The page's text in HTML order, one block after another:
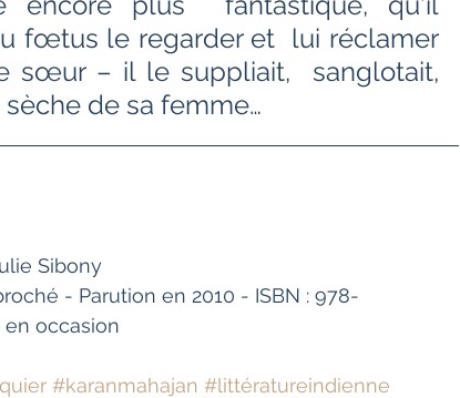
fœtus le regarder et  lui réclamer
sœur – il le suppliait,  sanglotait,
de sa femme…
Sibony
- Parution en 2010 - ISBN : 978-
en occasion
#karanmahajan #littératureindienne